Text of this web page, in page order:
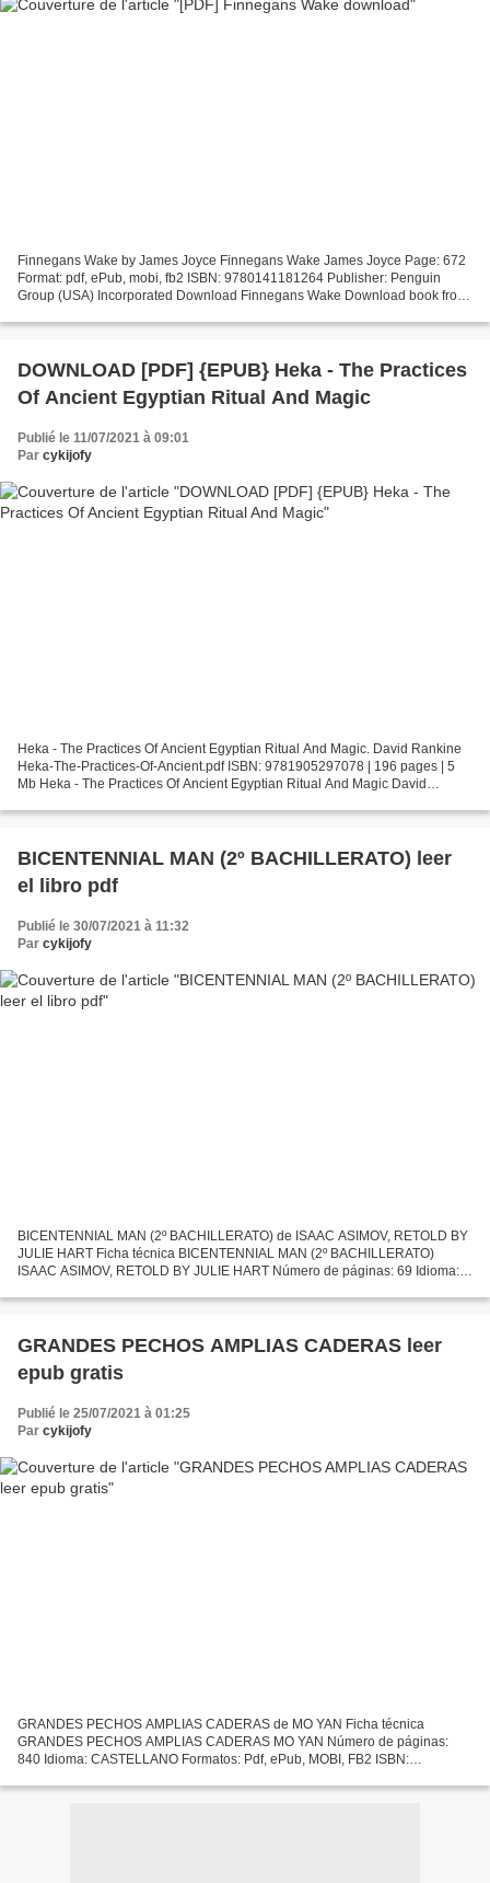
Finnegans Wake by James Joyce Finnegans Wake James Joyce Page: 672
Format: pdf, ePub, mobi, fb2 ISBN: 9780141181264 Publisher: Penguin
Group (USA) Incorporated Download Finnegans Wake Download book from
DOWNLOAD [PDF] {EPUB} Heka - The Practices
Of Ancient Egyptian Ritual And Magic
Publié le 11/07/2021 à 09:01
Par cykijofy
Heka - The Practices Of Ancient Egyptian Ritual And Magic. David Rankine
Heka-The-Practices-Of-Ancient.pdf ISBN: 9781905297078 | 196 pages | 5
Mb Heka - The Practices Of Ancient Egyptian Ritual And Magic David
BICENTENNIAL MAN (2º BACHILLERATO) leer
el libro pdf
Publié le 30/07/2021 à 11:32
Par cykijofy
BICENTENNIAL MAN (2º BACHILLERATO) de ISAAC ASIMOV, RETOLD BY
JULIE HART Ficha técnica BICENTENNIAL MAN (2º BACHILLERATO)
ISAAC ASIMOV, RETOLD BY JULIE HART Número de páginas: 69 Idioma:
GRANDES PECHOS AMPLIAS CADERAS leer
epub gratis
Publié le 25/07/2021 à 01:25
Par cykijofy
GRANDES PECHOS AMPLIAS CADERAS de MO YAN Ficha técnica
GRANDES PECHOS AMPLIAS CADERAS MO YAN Número de páginas:
840 Idioma: CASTELLANO Formatos: Pdf, ePub, MOBI, FB2 ISBN:
gratis Ebook...